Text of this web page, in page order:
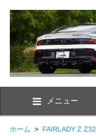
メニュー
ホーム > FAIRLADY Z Z32